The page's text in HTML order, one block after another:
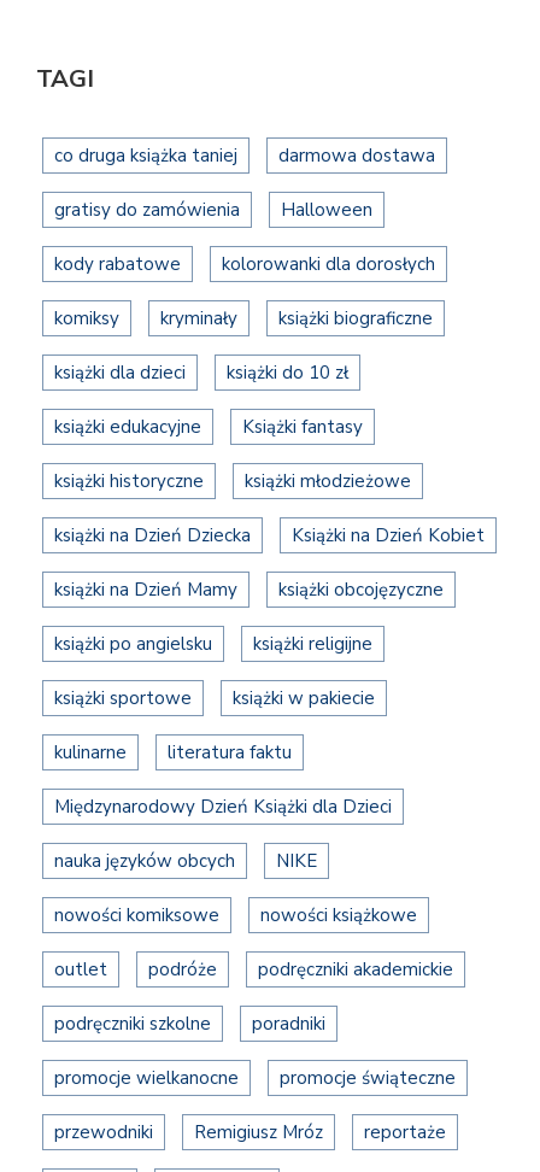
TAGI
co druga książka taniej darmowa dostawa
gratisy do zamówienia Halloween
kody rabatowe kolorowanki dla dorosłych
komiksy kryminały książki biograficzne
książki dla dzieci książki do 10 zł
książki edukacyjne Książki fantasy
książki historyczne książki młodzieżowe
książki na Dzień Dziecka Książki na Dzień Kobiet
książki na Dzień Mamy książki obcojęzyczne
książki po angielsku książki religijne
książki sportowe książki w pakiecie
kulinarne literatura faktu
Międzynarodowy Dzień Książki dla Dzieci
nauka języków obcych NIKE
nowości komiksowe nowości książkowe
outlet podróże podręczniki akademickie
podręczniki szkolne poradniki
promocje wielkanocne promocje świąteczne
przewodniki Remigiusz Mróz reportaże